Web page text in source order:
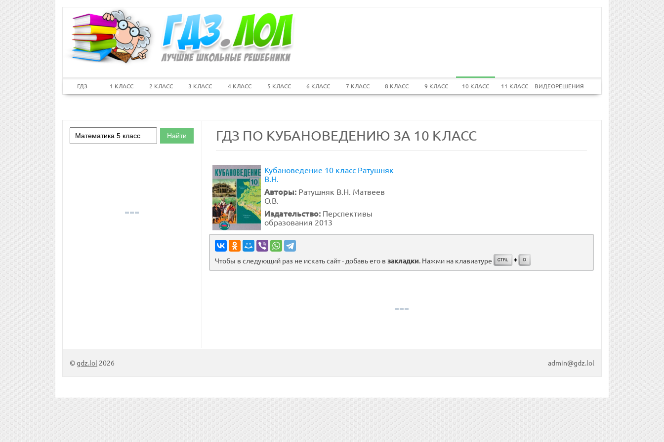
ГДЗ 1 КЛАСС 2 КЛАСС 3 КЛАСС 4 КЛАСС 5 КЛАСС 6 КЛАСС 7 КЛАСС 8 КЛАСС 9 КЛАСС 10 КЛАСС 11 КЛАСС ВИДЕОРЕШЕНИЯ
ГДЗ ПО КУБАНОВЕДЕНИЮ ЗА 10 КЛАСС
Кубановедение 10 класс Ратушняк
В.Н.
Авторы: Ратушняк В.Н. Матвеев
О.В.
Издательство: Перспективы
образования 2013
Чтобы в следующий раз не искать сайт - добавь его в закладки. Нажми на клавиатуре
©gdz.lol 2026 admin@gdz.lol